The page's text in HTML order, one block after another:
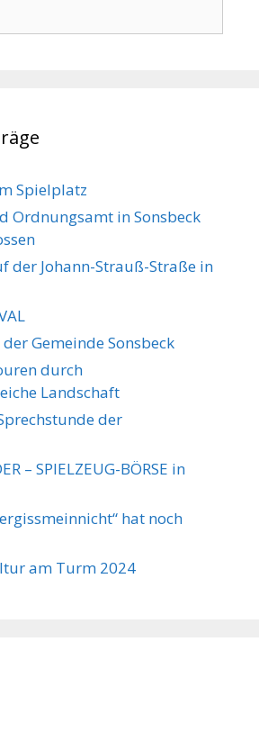
Spielplatz
Ordnungsamt in Sonsbeck
der Johann-Strauß-Straße in
Gemeinde Sonsbeck
durch
Landschaft
der
– SPIELZEUG-BÖRSE in
hat noch
am Turm 2024